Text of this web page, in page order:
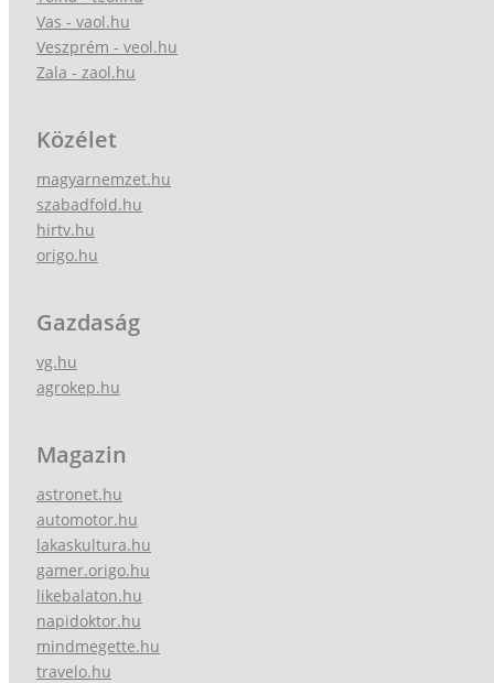
Vas - vaol.hu
Veszprém - veol.hu
Zala - zaol.hu
Közélet
magyarnemzet.hu
szabadfold.hu
hirtv.hu
origo.hu
Gazdaság
vg.hu
agrokep.hu
Magazin
astronet.hu
automotor.hu
lakaskultura.hu
gamer.origo.hu
likebalaton.hu
napidoktor.hu
mindmegette.hu
travelo.hu